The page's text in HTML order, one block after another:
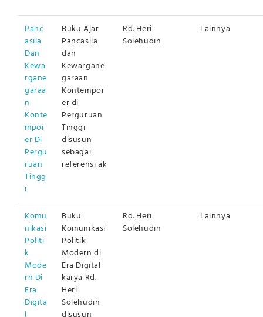
Panc
asila
Dan
Kewa
rgane
garaa
n
Konte
mpor
er Di
Pergu
ruan
Tingg
i
Buku Ajar
Pancasila
dan
Kewargane
garaan
Kontempor
er di
Perguruan
Tinggi
disusun
sebagai
referensi ak
Rd. Heri
Solehudin
Lainnya
Komu
nikasi
Politi
k
Mode
rn Di
Era
Digita
Buku
Komunikasi
Politik
Modern di
Era Digital
karya Rd.
Heri
Solehudin
Rd. Heri
Solehudin
Lainnya